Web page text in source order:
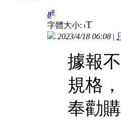
8#
字體大小: tT
2023/4/18 06:08 |
據報
規格
奉勸